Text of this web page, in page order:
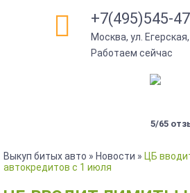
+7(495)545-
Москва, ул. Егерская,
Работаем сейчас
5/65
Выкуп битых авто » Новости » ЦБ
автокредитов с 1 июля